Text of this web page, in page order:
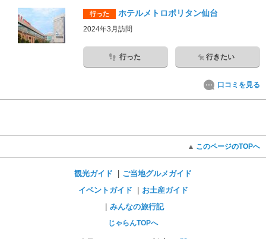
行った ホテルメトロポリタン仙台
2024年3月訪問
行った 行きたい
口コミを見る
このページのTOPへ
観光ガイド
ご当地グルメガイド
イベントガイド
お土産ガイド
みんなの旅行記
じゃらんTOPへ